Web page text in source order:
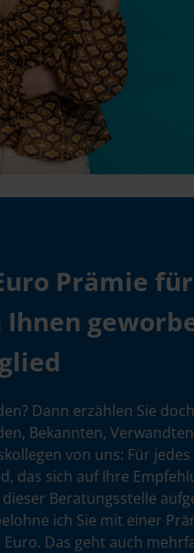
Prämie
Ihnen
Dann erzählen Sie
Bekannten,
von uns: Für jedes
das sich auf Ihre
Beratungsstelle
ich Sie mit einer
Euro. Das geht auch